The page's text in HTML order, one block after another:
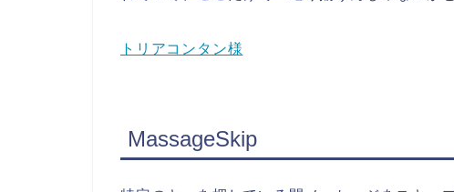
トリアコンタン様
MassageSkip